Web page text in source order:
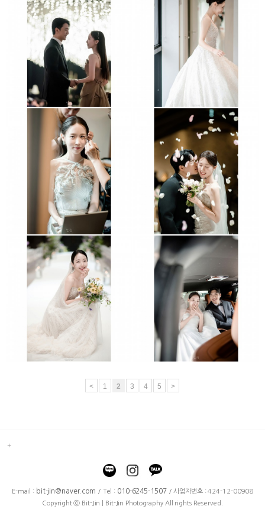
콘래드호텔 그래머시코엑스
수원더마레보 더채플앳논현
크레스트72 엘리에나호텔
< 1 2 3 4 5 >
E-mail : bit-jin@naver.com / Tel : 010-6245-1507 / 사업자번호 : 424-12-00908
Copyright ⓒ Bit-Jin | Bit-Jin Photography All rights Reserved.